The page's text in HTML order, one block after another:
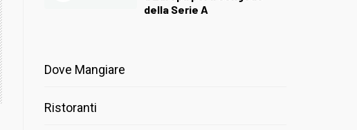
della Serie A
Dove Mangiare
Ristoranti